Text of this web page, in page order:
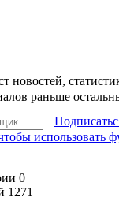
новостей,
раньше
0
1271